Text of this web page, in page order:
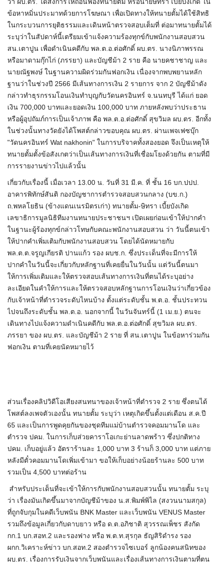
ว่า ผบ.ตร. ได้สั่งการให้ถอนฟ้องทนายตั้ม หรือนายษิทรา เบี้ยบังเกิด ใน
ข้อหาหมิ่นประมาทด้วยการโฆษณา เพื่อเปิดทางให้ทนายตั้มได้ใช้สิทธิ
ในกระบวนการยุติธรรมและเดินหน้าตรวจสอบเต็มที่ ต่อมาทนายตั้มได้
ระบุว่าในสัปดาห์นี้เตรียมเข้าแจ้งความร้องทุกข์กับพนักงานสอบสวน
สน.เตาปูน เพื่อดำเนินคดีกับ พล.ต.อ.ต่อศักดิ์ ผบ.ตร. นางนิภาพรรณ
หรือมาดามกุ๊กไก่ (ภรรยา) และบัญชีม้า 2 ราย คือ นายคชาชาญ และ
นายณัฐพงษ์ ในฐานความผิดร่วมกันฟอกเงิน เนื่องจากพบพยานหลัก
ฐานว่าในช่วงปี 2566 มีเส้นทางการเงิน 2 รายการ จาก 2 บัญชีม้าดัง
กล่าวทำธุรกรรมโอนเงินทำบุญกับวัดนครอินทร์ จ.นนทบุรี ได้แก่ ยอด
เงิน 700,000 บาทและยอดเงิน 100,000 บาท ภายหลังพบว่าประธาน
หรือผู้อุปถัมภ์การเป็นเจ้าภาพ คือ พล.ต.อ.ต่อศักดิ์ สุขวิมล ผบ.ตร. อีกทั้ง
ในช่วงนั้นทางวัดยังได้โพสต์กล่าวขอบคุณ ผบ.ตร. ผ่านเพจเฟซบุ๊ก
"วัดนครอินทร์ Wat nakhonin" ในการบริจาคทั้งสองยอด จึงเป็นเหตุให้
ทนายตั้มตั้งข้อสังเกตว่าเป็นเส้นทางการเงินที่เชื่อมโยงด้วยกัน ตามที่มี
การรายงานข่าวไปแล้วนั้น
เกี่ยวกับเรื่องนี้ เมื่อเวลา 13.00 น. วันที่ 31 มี.ค. ที่ ชั้น 16 บก.ปปป.
อาคารพิทักษ์สันติ กองบัญชาการตำรวจสอบสวนกลาง (บข.ก.)
ถ.พหลโยธิน (ข้างแดนเนรมิตรเก่า) ทนายตั้ม-ษิทรา เบี้ยบังเกิด
เลขาธิการมูลนิธิทีมงานทนายประชาชนฯ เปิดเผยก่อนเข้าให้ปากคำ
ในฐานะผู้ร้องทุกข์กล่าวโทษกับคณะพนักงานสอบสวน ว่า วันนี้ตนเข้า
ให้ปากคำเพิ่มเติมกับพนักงานสอบสวน โดยได้นัดหมายกับ
พล.ต.ต.จรูญเกียรติ ปานแก้ว รอง ผบช.ก. ซึ่งประเด็นที่จะมีการให้
ปากคำในวันนี้จะเกี่ยวกับหลักฐานที่เคยยื่นในวันนั้น แต่วันนี้ตนมา
ให้การเพิ่มเติมและให้ตรวจสอบเส้นทางการเงินที่ตนได้ระบุอย่าง
ละเอียดในคำให้การและให้ตรวจสอบหลักฐานการโอนเงินว่าเกี่ยวข้อง
กับเจ้าหน้าที่ตำรวจระดับไหนบ้าง ตั้งแต่ระดับชั้น พ.ต.อ. ชั้นประทวน
ไปจนถึงระดับชั้น พล.ต.อ. นอกจากนี้ ในวันจันทร์นี้ (1 เม.ย.) ตนจะ
เดินทางไปแจ้งความดำเนินคดีกับ พล.ต.อ.ต่อศักดิ์ สุขวิมล ผบ.ตร.
ภรรยา ของ ผบ.ตร. และบัญชีม้า 2 ราย ที่ สน.เตาปูน ในข้อหาร่วมกัน
ฟอกเงิน ตามที่เคยนัดหมายไว้
ส่วนเรื่องคลิปวิดีโอเสียงสนทนาของเจ้าหน้าที่ตำรวจ 2 ราย ซึ่งตนได้
โพสต์ลงเพจตัวเองนั้น ทนายตั้ม ระบุว่า เหตุเกิดขึ้นตั้งแต่เดือน ส.ค.ปี
65 และเป็นการพูดคุยกันของชุดทีมแม่บ้านตำรวจคอมมานโด และ
ตำรวจ ปคม. ในการเก็บส่วยคาราโอเกะย่านลาดพร้าว ซึ่งปกติทาง
ปคม. เก็บอยู่แล้ว อัตราร้านละ 1,000 บาท 3 ร้านก็ 3,000 บาท แต่ภาย
หลังมีตั๋วคอมมานโดเพิ่มเข้ามา ขอให้เก็บอย่างน้อยร้านละ 500 บาท
รวมเป็น 4,500 บาทต่อร้าน
สำหรับประเด็นที่จะเข้าให้การกับพนักงานสอบสวนนั้น ทนายตั้ม ระบุ
ว่า เรื่องมันเกิดขึ้นมาจากบัญชีม้าของ น.ส.พิมพ์พิไล (สงวนนามสกุล)
ที่ถูกจับกุมในคดีเว็บพนัน BNK Master และเว็บพนัน VENUS Master
รวมถึงข้อมูลเกี่ยวกับดาบยาว หรือ ด.ต.อภิชาติ สุวรรณเพ็ชร สังกัด
กก.1 บก.สอท.2 และรองฟาง หรือ พ.ต.ท.สุรกุล ธัญสิริดำรง รอง
ผกก.วิเคราะห์ข่าว บก.สอท.2 สองตำรวจไซเบอร์ ลูกน้องคนสนิทของ
ผบ.ตร. เรื่องการรับเงินจากเว็บพนันและเรื่องเส้นทางการเงินตามที่ตน